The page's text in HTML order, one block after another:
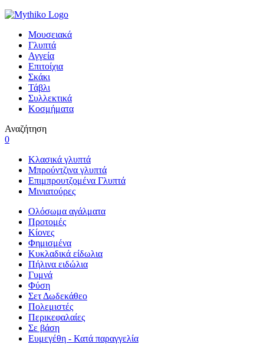
Μουσειακά
Γλυπτά
Αγγεία
Επιτοίχια
Σκάκι
Τάβλι
Συλλεκτικά
Κοσμήματα
Αναζήτηση
0
Κλασικά γλυπτά
Μπρούντζινα γλυπτά
Επιμπρουτζομένα Γλυπτά
Μινιατούρες
Ολόσωμα αγάλματα
Προτομές
Κίονες
Φημισμένα
Κυκλαδικά είδωλια
Πήλινα ειδώλια
Γυμνά
Φύση
Σετ Δωδεκάθεο
Πολεμιστές
Περικεφαλαίες
Σε βάση
Eυμεγέθη - Κατά παραγγελία